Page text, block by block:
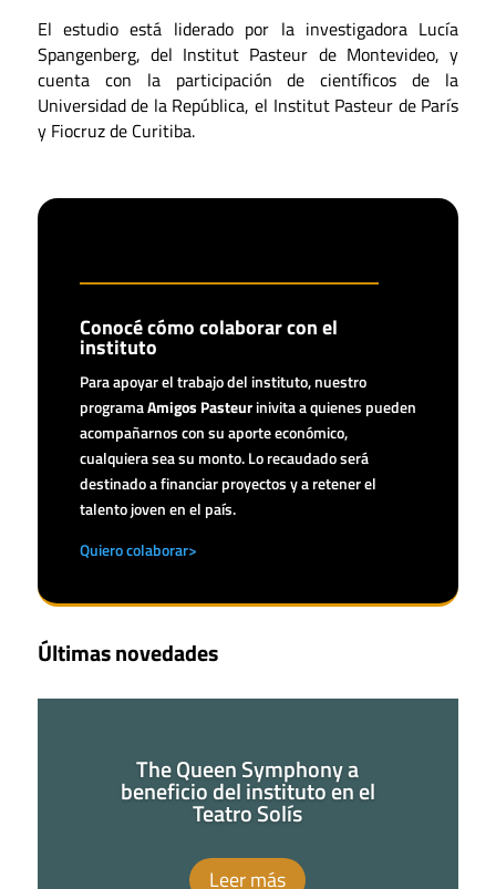
El estudio está liderado por la investigadora Lucía
Spangenberg, del Institut Pasteur de Montevideo, y
cuenta con la participación de científicos de la
Universidad de la República, el Institut Pasteur de París
y Fiocruz de Curitiba.
Conocé cómo colaborar con el
instituto
Para apoyar el trabajo del instituto, nuestro
programaAmigos Pasteur inivita a quienes pueden
acompañarnos con su aporte económico,
cualquiera sea su monto. Lo recaudado será
destinado a financiar proyectos y a retener el
talento joven en el país.
Quiero colaborar>
Últimas novedades
The Queen Symphony a
beneficio del instituto en el
Teatro Solís
Leer más